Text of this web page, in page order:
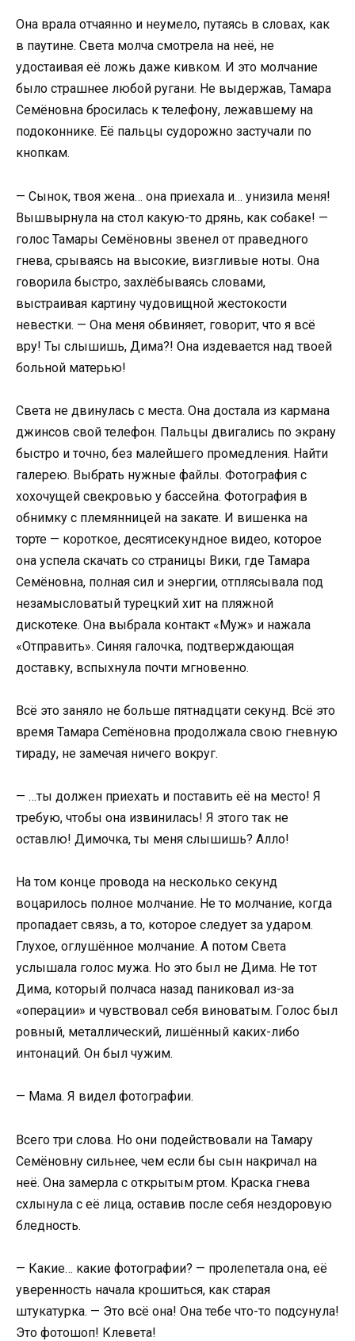
Она врала отчаянно и неумело, путаясь в словах, как
в паутине. Света молча смотрела на неё, не
удостаивая её ложь даже кивком. И это молчание
было страшнее любой ругани. Не выдержав, Тамара
Семёновна бросилась к телефону, лежавшему на
подоконнике. Её пальцы судорожно застучали по
кнопкам.
— Сынок, твоя жена… она приехала и… унизила меня!
Вышвырнула на стол какую-то дрянь, как собаке! —
голос Тамары Семёновны звенел от праведного
гнева, срываясь на высокие, визгливые ноты. Она
говорила быстро, захлёбываясь словами,
выстраивая картину чудовищной жестокости
невестки. — Она меня обвиняет, говорит, что я всё
вру! Ты слышишь, Дима?! Она издевается над твоей
больной матерью!
Света не двинулась с места. Она достала из кармана
джинсов свой телефон. Пальцы двигались по экрану
быстро и точно, без малейшего промедления. Найти
галерею. Выбрать нужные файлы. Фотография с
хохочущей свекровью у бассейна. Фотография в
обнимку с племянницей на закате. И вишенка на
торте — короткое, десятисекундное видео, которое
она успела скачать со страницы Вики, где Тамара
Семёновна, полная сил и энергии, отплясывала под
незамысловатый турецкий хит на пляжной
дискотеке. Она выбрала контакт «Муж» и нажала
«Отправить». Синяя галочка, подтверждающая
доставку, вспыхнула почти мгновенно.
Всё это заняло не больше пятнадцати секунд. Всё это
время Тамара Сemёновна продолжала свою гневную
тираду, не замечая ничего вокруг.
— …ты должен приехать и поставить её на место! Я
требую, чтобы она извинилась! Я этого так не
оставлю! Димочка, ты меня слышишь? Алло!
На том конце провода на несколько секунд
воцарилось полное молчание. Не то молчание, когда
пропадает связь, а то, которое следует за ударом.
Глухое, оглушённое молчание. А потом Света
услышала голос мужа. Но это был не Дима. Не тот
Дима, который полчаса назад паниковал из-за
«операции» и чувствовал себя виноватым. Голос был
ровный, металлический, лишённый каких-либо
интонаций. Он был чужим.
— Мама. Я видел фотографии.
Всего три слова. Но они подействовали на Тамару
Семёновну сильнее, чем если бы сын накричал на
неё. Она замерла с открытым ртом. Краска гнева
схлынула с её лица, оставив после себя нездоровую
бледность.
— Какие… какие фотографии? — пролепетала она, её
уверенность начала крошиться, как старая
штукатурка. — Это всё она! Она тебе что-то подсунула!
Это фотошоп! Клевета!